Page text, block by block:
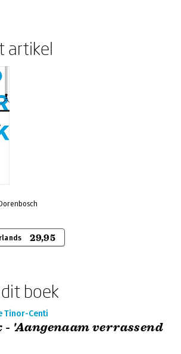
artikel
29,95
boek
Tinor-Centi
- 'Aangenaam verrassend